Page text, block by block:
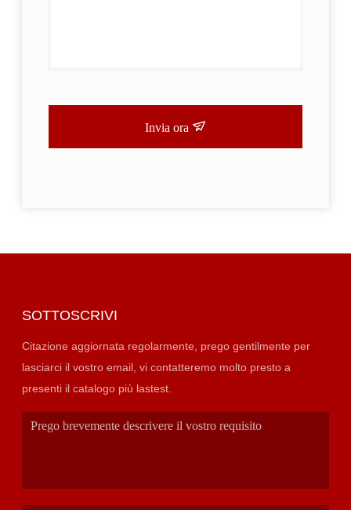
Invia ora
SOTTOSCRIVI
Citazione aggiornata regolarmente, prego gentilmente per
lasciarci il vostro email, vi contatteremo molto presto a
presenti il catalogo più lastest.